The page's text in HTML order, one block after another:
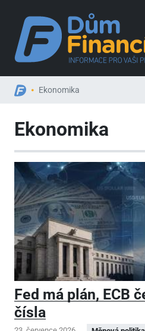
Ekonomika
Ekonomika
Fed má plán, ECB
čísla